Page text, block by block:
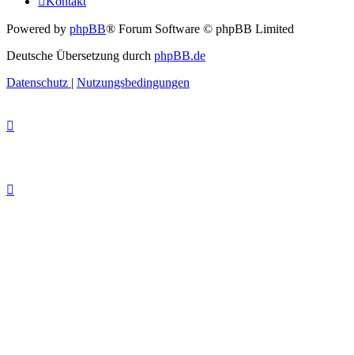
Powered by phpBB® Forum Software © phpBB Limited
Deutsche Übersetzung durch phpBB.de
Datenschutz | Nutzungsbedingungen